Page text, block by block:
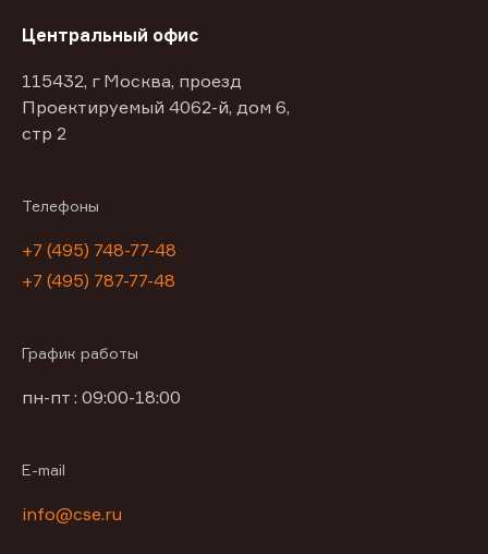
Центральный офис
115432, г Москва, проезд
Проектируемый 4062-й, дом 6,
стр 2
Телефоны
+7 (495) 748-77-48
+7 (495) 787-77-48
График работы
пн-пт : 09:00-18:00
E-mail
info@cse.ru